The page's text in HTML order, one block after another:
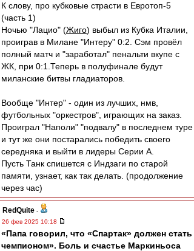
К слову, про кубковые страсти в Евротоп-5
(часть 1)
Ночью "Лацио" (Жиго) выбыл из Кубка Италии,
проиграв в Милане "Интеру" 0:2. Сэм провёл
полный матч и "заработал" пенальти вкупе с
ЖК, при 0:1.Теперь в полуфинале будут
миланские битвы гладиаторов.
Вообще "Интер" - один из лучших, нмв,
футбольных "оркестров", играющих на заказ.
Проиграл "Наполи" "подвалу" в последнем туре
и тут же они постарались победить своего
середняка и выйти в лидеры Серии А.
Пусть Танк спишется с Индзаги по старой
памяти, узнает, как так делать. (продолжение
через час)
RedQuite -
26 фев 2025 10:18
«Папа говорил, что «Спартак» должен стать
чемпионом». Боль и счастье Маркиньоса